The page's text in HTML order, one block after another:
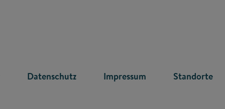
Datenschutz Impressum Standorte